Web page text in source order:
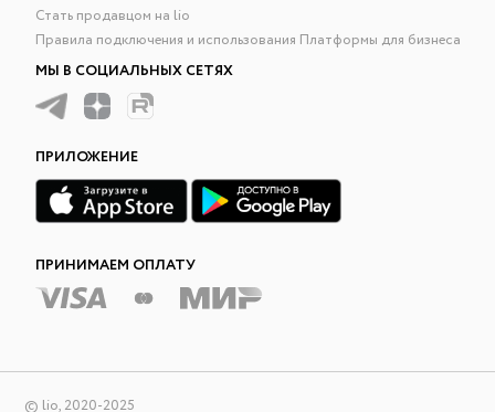
Стать продавцом на lio
Правила подключения и использования Платформы для бизнеса
МЫ В СОЦИАЛЬНЫХ СЕТЯХ
ПРИЛОЖЕНИЕ
ПРИНИМАЕМ ОПЛАТУ
© lio, 2020-2025